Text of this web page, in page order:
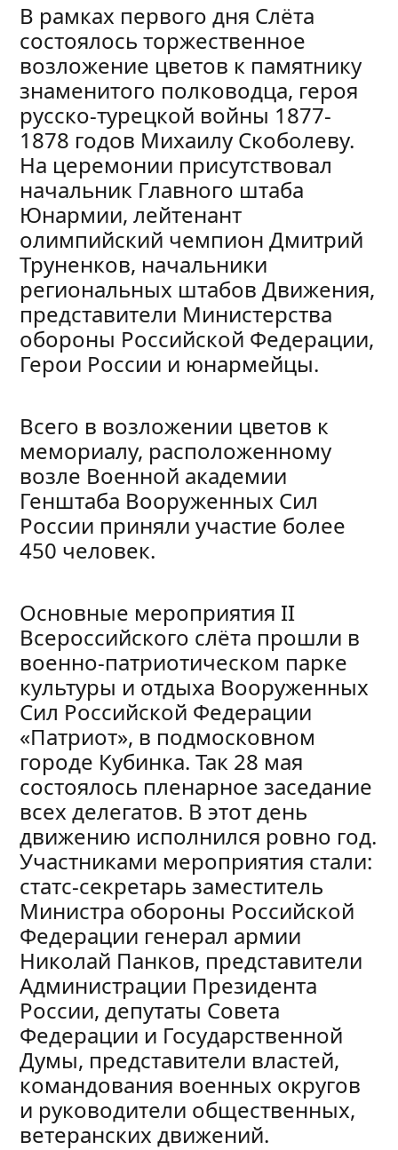
В рамках первого дня Слёта
состоялось торжественное
возложение цветов к памятнику
знаменитого полководца, героя
русско-турецкой войны 1877-
1878 годов Михаилу Скоболеву.
На церемонии присутствовал
начальник Главного штаба
Юнармии, лейтенант
олимпийский чемпион Дмитрий
Труненков, начальники
региональных штабов Движения,
представители Министерства
обороны Российской Федерации,
Герои России и юнармейцы.
Всего в возложении цветов к
мемориалу, расположенному
возле Военной академии
Генштаба Вооруженных Сил
России приняли участие более
450 человек.
Основные мероприятия II
Всероссийского слёта прошли в
военно-патриотическом парке
культуры и отдыха Вооруженных
Сил Российской Федерации
«Патриот», в подмосковном
городе Кубинка. Так 28 мая
состоялось пленарное заседание
всех делегатов. В этот день
движению исполнился ровно год.
Участниками мероприятия стали:
статс-секретарь заместитель
Министра обороны Российской
Федерации генерал армии
Николай Панков, представители
Администрации Президента
России, депутаты Совета
Федерации и Государственной
Думы, представители властей,
командования военных округов
и руководители общественных,
ветеранских движений.